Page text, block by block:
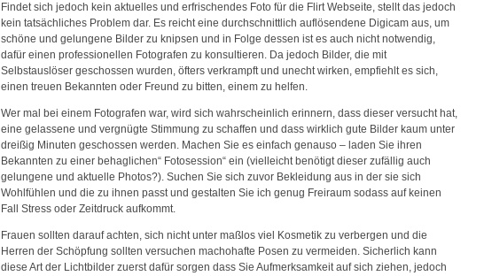
Findet sich jedoch kein aktuelles und erfrischendes Foto für die Flirt Webseite, stellt das jedoch
kein tatsächliches Problem dar. Es reicht eine durchschnittlich auflösendene Digicam aus, um
schöne und gelungene Bilder zu knipsen und in Folge dessen ist es auch nicht notwendig,
dafür einen professionellen Fotografen zu konsultieren. Da jedoch Bilder, die mit
Selbstauslöser geschossen wurden, öfters verkrampft und unecht wirken, empfiehlt es sich,
einen treuen Bekannten oder Freund zu bitten, einem zu helfen.
Wer mal bei einem Fotografen war, wird sich wahrscheinlich erinnern, dass dieser versucht hat,
eine gelassene und vergnügte Stimmung zu schaffen und dass wirklich gute Bilder kaum unter
dreißig Minuten geschossen werden. Machen Sie es einfach genauso – laden Sie ihren
Bekannten zu einer behaglichen“ Fotosession“ ein (vielleicht benötigt dieser zufällig auch
gelungene und aktuelle Photos?). Suchen Sie sich zuvor Bekleidung aus in der sie sich
Wohlfühlen und die zu ihnen passt und gestalten Sie ich genug Freiraum sodass auf keinen
Fall Stress oder Zeitdruck aufkommt.
Frauen sollten darauf achten, sich nicht unter maßlos viel Kosmetik zu verbergen und die
Herren der Schöpfung sollten versuchen machohafte Posen zu vermeiden. Sicherlich kann
diese Art der Lichtbilder zuerst dafür sorgen dass Sie Aufmerksamkeit auf sich ziehen, jedoch